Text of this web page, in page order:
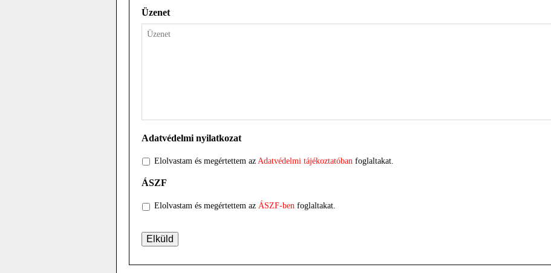
Üzenet
Adatvédelmi nyilatkozat
Elolvastam és megértettem az Adatvédelmi tájékoztatóban foglaltakat.
ÁSZF
Elolvastam és megértettem az ÁSZF-ben foglaltakat.